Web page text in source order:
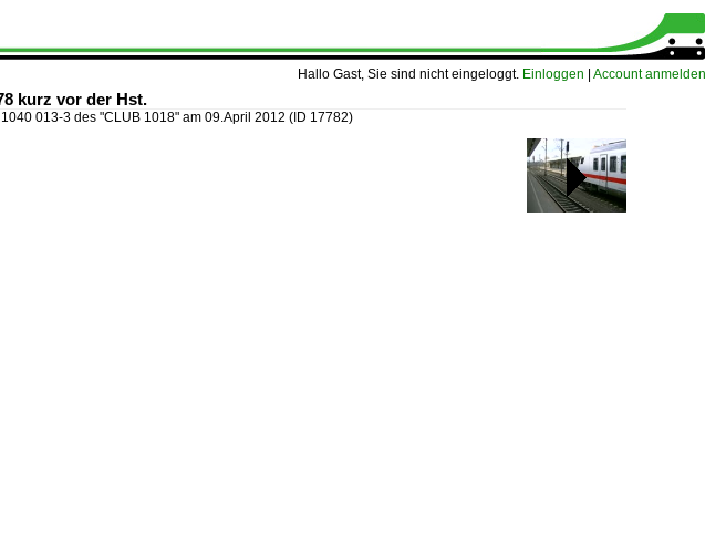
Hallo Gast, Sie sind nicht eingeloggt. Einloggen Account anmelden
kurz vor der Hst.
1040 013-3 des "CLUB 1018" am 09.April 2012 (ID 17782)